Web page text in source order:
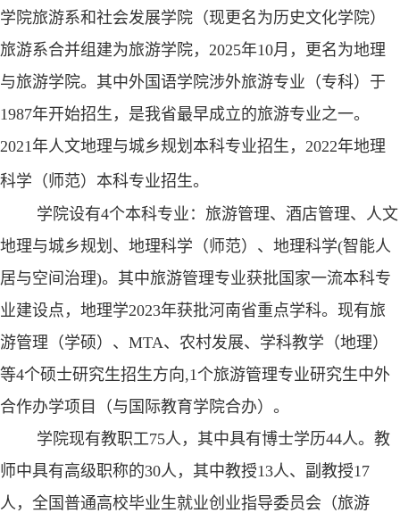
学院旅游系和社会发展学院（现更名为历史文化学院）
旅游系合并组建为旅游学院， 2025年10月，更名为地理
与旅游学院。其中外国语学院涉外旅游专业（专科）于
1987年开始招生，是我省最早成立的旅游专业之一。
2021年人文地理与城乡规划本科专业招生， 2022年地理
科学（师范）本科专业招生。
学院设有4个本科专业：旅游管理、酒店管理、人文
地理与城乡规划、地理科学（师范）、地理科学(智能人
居与空间治理)。其中旅游管理专业获批国家一流本科专
业建设点，地理学2023年获批河南省重点学科。现有旅
游管理（学硕）、 MTA、农村发展、学科教学（地理）
等4个硕士研究生招生方向,1个旅游管理专业研究生中外
合作办学项目（与国际教育学院合办）。
学院现有教职工75人，其中具有博士学历44人。教
师中具有高级职称的30人，其中教授13人、副教授17
人，全国普通高校毕业生就业创业指导委员会（旅游